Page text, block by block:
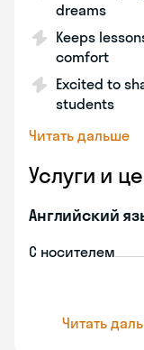
dreams
Keeps
comfort
Excited to
students
Читать дальше
Услуги и
Английский
С носителем
Читать